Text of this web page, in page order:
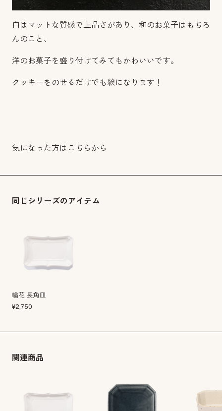
白はマットな質感で上品さがあり、和のお菓子はもちろ
んのこと、
洋のお菓子を盛り付けてみてもかわいいです。
クッキーをのせるだけでも絵になります！
気になった方は こちら から
同じシリーズのアイテム
輪花 長角皿
¥2,750
関連商品